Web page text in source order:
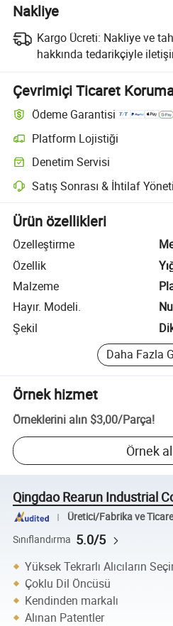
Nakliye
Kargo Ücreti: Nakliye ve
hakkında tedarikçiyle
Çevrimiçi Ticaret
Ödeme Garantisi
Platform Lojistiği
Platform destekli lojistik ile daha net
Denetim Servisi
Seçime bağlı ön sevkiyat denetimi
Satış Sonrası & İhtilaf
Platform destekli uyuşmazlık
Ürün özellikleri
Özelleştirme
Özellik
Malzeme
Hayır. Modeli.
Şekil
Daha Fazla
Örnek hizmet
Örneklerini alın $3,00/Parça!
Örnek al
Qingdao Rearun Industrial
Üretici/Fabrika ve
Sınıflandırma 5.0/5
Yüksek Tekrarlı Alıcıların
Çoklu Dil Öncüsü
Kendinden markalı
Alınan Patentler